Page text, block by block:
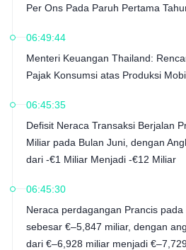
Per Ons Pada Paruh Pertama
06:49:44
Menteri Keuangan Thailand:
Pajak Konsumsi atas Produksi
06:45:35
Defisit Neraca Transaksi Berjalan
Miliar pada Bulan Juni, dengan
dari -€1 Miliar Menjadi -€12 Miliar
06:45:30
Neraca perdagangan Prancis
sebesar €–5,847 miliar, dengan
dari €–6,928 miliar menjadi